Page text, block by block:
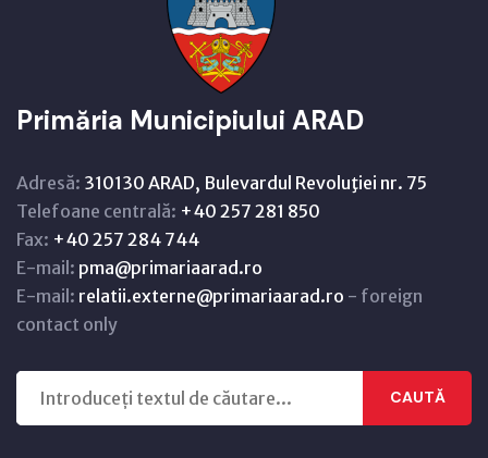
Primăria Municipiului ARAD
Adresă: 310130 ARAD, Bulevardul Revoluţiei nr. 75
Telefoane centrală: +40 257 281 850
Fax: +40 257 284 744
E-mail: pma@primariaarad.ro
E-mail: relatii.externe@primariaarad.ro - foreign
contact only
CAUTĂ